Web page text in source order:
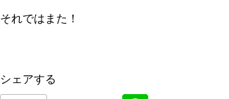
それではまた！
シェアする